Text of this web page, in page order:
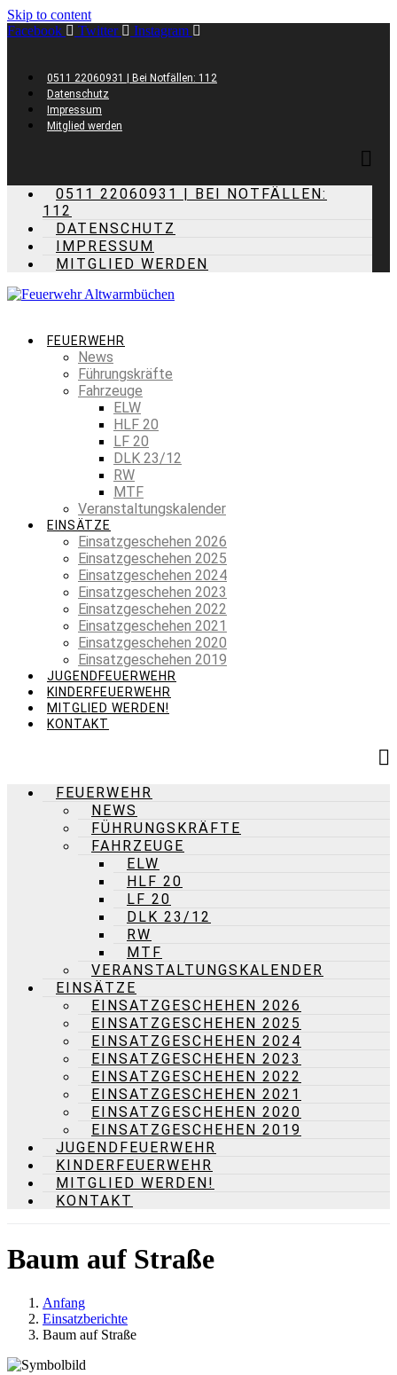
Skip to content
Facebook
Twitter Instagram
0511 22060931 | Bei Notfällen: 112
Datenschutz
Impressum
Mitglied werden
0511 22060931 | BEI NOTFÄLLEN:
112
DATENSCHUTZ
IMPRESSUM
MITGLIED WERDEN
FEUERWEHR
News
Führungskräfte
Fahrzeuge
ELW
HLF 20
LF 20
DLK 23/12
RW
MTF
Veranstaltungskalender
EINSÄTZE
Einsatzgeschehen 2026
Einsatzgeschehen 2025
Einsatzgeschehen 2024
Einsatzgeschehen 2023
Einsatzgeschehen 2022
Einsatzgeschehen 2021
Einsatzgeschehen 2020
Einsatzgeschehen 2019
JUGENDFEUERWEHR
KINDERFEUERWEHR
MITGLIED WERDEN!
KONTAKT
FEUERWEHR
NEWS
FÜHRUNGSKRÄFTE
FAHRZEUGE
ELW
HLF 20
LF 20
DLK 23/12
RW
MTF
VERANSTALTUNGSKALENDER
EINSÄTZE
EINSATZGESCHEHEN 2026
EINSATZGESCHEHEN 2025
EINSATZGESCHEHEN 2024
EINSATZGESCHEHEN 2023
EINSATZGESCHEHEN 2022
EINSATZGESCHEHEN 2021
EINSATZGESCHEHEN 2020
EINSATZGESCHEHEN 2019
JUGENDFEUERWEHR
KINDERFEUERWEHR
MITGLIED WERDEN!
KONTAKT
Baum auf Straße
Anfang
Einsatzberichte
Baum auf Straße